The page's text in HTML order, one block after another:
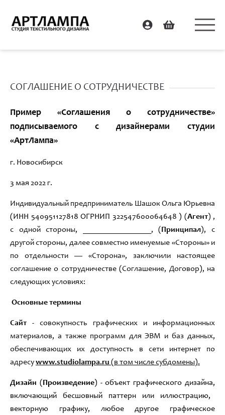
СОГЛАШЕНИЕ О СОТРУДНИЧЕСТВЕ
Пример «Соглашения о сотрудничестве»
подписываемого с дизайнерами студии
«АртЛампа»
г. Новосибирск
3 мая 2022г.
Индивидуальный предприниматель Шашок Ольга Юрьевна
(ИНН 540951127818 ОГРНИП 322547600064648 ) (Агент) ,
с одной стороны, ,(Принципал),с
другой стороны, далее совместно именуемые «Стороны» и
по отдельности — «Сторона», заключили настоящее
соглашение о сотрудничестве(Соглашение, Договор), на
следующихусловиях:
Основные термины
Сайт - совокупность графических и информационных
материалов, а также программ для ЭВМ и баз данных,
обеспечивающих их доступность в сети интернет по
адресуwww.studiolampa.ru (в том числе субдомены).
Дизайн (Произведение) - объект графического дизайна,
включающий бесшовный паттерн или иллюстрацию,
векторную графику, любое другое графическое